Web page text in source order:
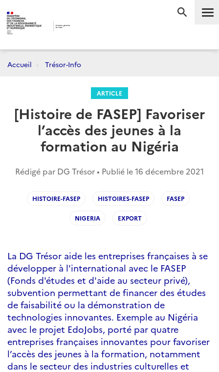
Accueil Trésor-Info
ARTICLE
[Histoire de FASEP] Favoriser
l’accès des jeunes à la
formation au Nigéria
Rédigé par DG Trésor • Publié le16 décembre 2021
HISTOIRE-FASEP HISTOIRES-FASEP FASEP
NIGERIA EXPORT
La DG Trésor aide les entreprises françaises à se
développer à l'international avec le FASEP
(Fonds d'études et d'aide au secteur privé),
subvention permettant de financer des études
de faisabilité ou la démonstration de
technologies innovantes. Exemple au Nigéria
avec le projet EdoJobs, porté par quatre
entreprises françaises innovantes pour favoriser
l’accès des jeunes à la formation, notamment
dans le secteur des industries culturelles et